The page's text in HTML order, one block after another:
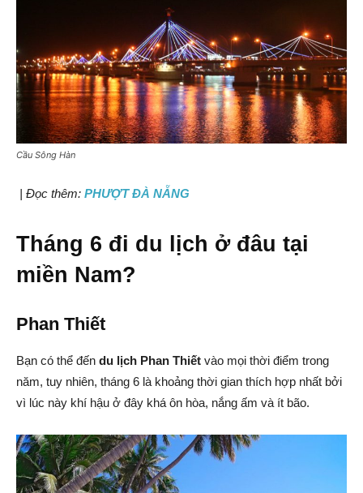
Cầu Sông Hàn
| Đọc thêm: PHƯỢT ĐÀ NẴNG
Tháng 6 đi du lịch ở đâu tại
miền Nam?
Phan Thiết
Bạn có thể đến du lịch Phan Thiết vào mọi thời điểm trong
năm, tuy nhiên, tháng 6 là khoảng thời gian thích hợp nhất bởi
vì lúc này khí hậu ở đây khá ôn hòa, nắng ấm và ít bão.